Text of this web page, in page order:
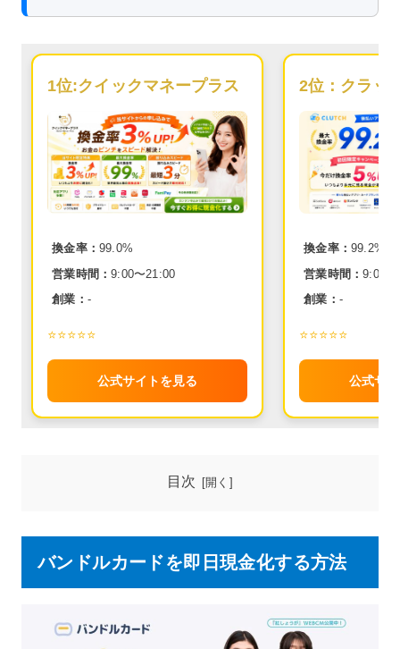
1位:クイックマネープラス
換金率： 99.0%
営業時間：9:00〜21:00
創業： -
⭐️⭐️⭐️⭐️⭐️
公式サイトを見る
2位： クラッ
換金率： 99.2%
営業時間：9:00〜
創業： -
⭐️⭐️⭐️⭐️⭐️
公式サ
目次
バンドルカードを即日現金化する方法